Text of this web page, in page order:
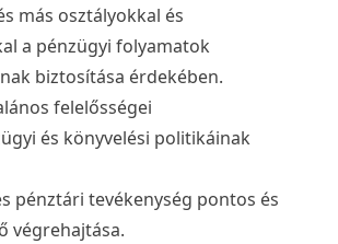
más osztályokkal és
a pénzügyi folyamatok
biztosítása érdekében.
felelősségei
és könyvelési politikáinak
pénztári tevékenység pontos és
végrehajtása.